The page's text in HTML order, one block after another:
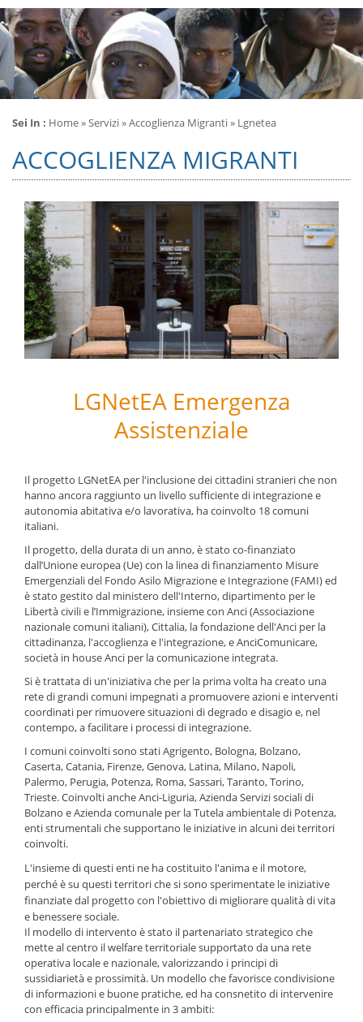
Sei In : Home»Servizi»Accoglienza Migranti» Lgnetea
ACCOGLIENZA MIGRANTI
LGNetEA Emergenza
Assistenziale
Il progetto LGNetEA per l'inclusione dei cittadini stranieri che non
hanno ancora raggiunto un livello sufficiente di integrazione e
autonomia abitativa e/o lavorativa, ha coinvolto 18 comuni
italiani.
Il progetto, della durata di un anno, è stato co-finanziato
dall’Unione europea (Ue) con la linea di finanziamento Misure
Emergenziali del Fondo Asilo Migrazione e Integrazione (FAMI) ed
è stato gestito dal ministero dell'Interno, dipartimento per le
Libertà civili e l’Immigrazione, insieme con Anci (Associazione
nazionale comuni italiani), Cittalia, la fondazione dell'Anci per la
cittadinanza, l'accoglienza e l'integrazione, e AnciComunicare,
società in house Anci per la comunicazione integrata.
Si è trattata di un'iniziativa che per la prima volta ha creato una
rete di grandi comuni impegnati a promuovere azioni e interventi
coordinati per rimuovere situazioni di degrado e disagio e, nel
contempo, a facilitare i processi di integrazione.
I comuni coinvolti sono stati Agrigento, Bologna, Bolzano,
Caserta, Catania, Firenze, Genova, Latina, Milano, Napoli,
Palermo, Perugia, Potenza, Roma, Sassari, Taranto, Torino,
Trieste. Coinvolti anche Anci-Liguria, Azienda Servizi sociali di
Bolzano e Azienda comunale per la Tutela ambientale di Potenza,
enti strumentali che supportano le iniziative in alcuni dei territori
coinvolti.
L'insieme di questi enti ne ha costituito l'anima e il motore,
perché è su questi territori che si sono sperimentate le iniziative
finanziate dal progetto con l'obiettivo di migliorare qualità di vita
e benessere sociale.
Il modello di intervento è stato il partenariato strategico che
mette al centro il welfare territoriale supportato da una rete
operativa locale e nazionale, valorizzando i principi di
sussidiarietà e prossimità. Un modello che favorisce condivisione
di informazioni e buone pratiche, ed ha consnetito di intervenire
con efficacia principalmente in 3 ambiti: